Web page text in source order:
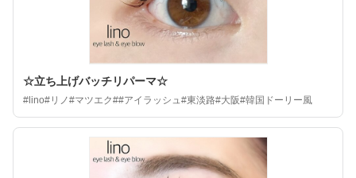
☆立ち上げバッチリパーマ☆
#lino#リノ#マツエク##アイラッシュ#東淡路#大阪#韓国ドーリー風